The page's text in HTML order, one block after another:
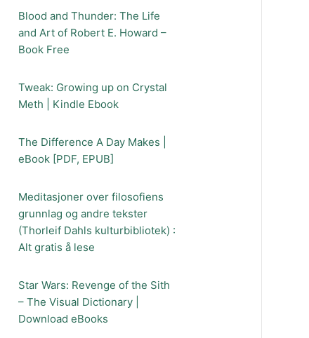
Blood and Thunder: The Life
and Art of Robert E. Howard –
Book Free
Tweak: Growing up on Crystal
Meth | Kindle Ebook
The Difference A Day Makes |
eBook [PDF, EPUB]
Meditasjoner over filosofiens
grunnlag og andre tekster
(Thorleif Dahls kulturbibliotek) :
Alt gratis å lese
Star Wars: Revenge of the Sith
– The Visual Dictionary |
Download eBooks